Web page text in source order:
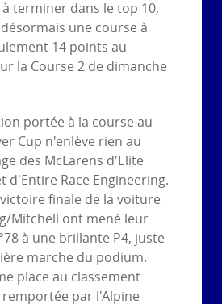
terminer dans le top 10,
une course à
14 points au
la Course 2 de dimanche
portée à la course au
Cup n'enlève rien au
des McLarens d'Elite
d'Entire Race Engineering.
finale de la voiture
Mitchell ont mené leur
à une brillante P4, juste
marche du podium.
place au classement
remportée par l'Alpine